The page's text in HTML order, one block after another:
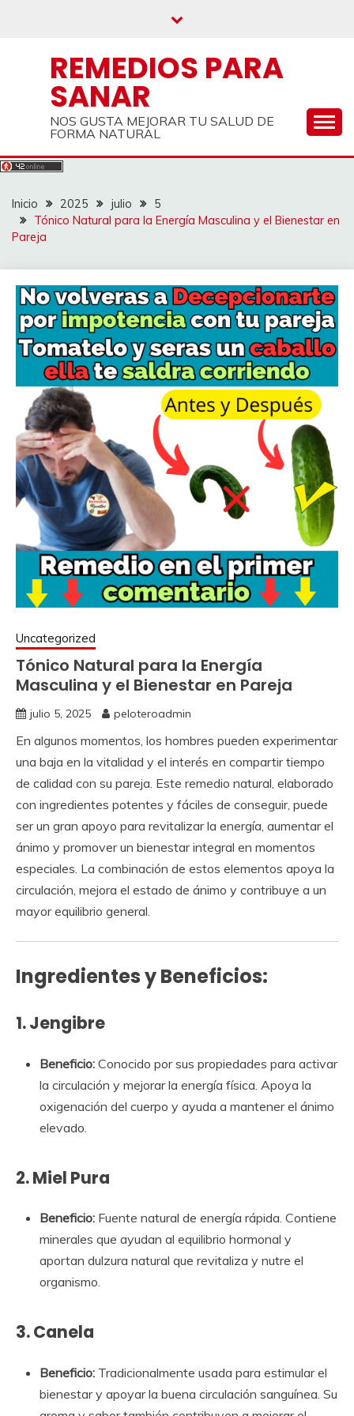
REMEDIOS PARA
SANAR
NOS GUSTA MEJORAR TU SALUD DE
FORMA NATURAL
Inicio 2025 julio
5
Tónico Natural para la Energía Masculina y el Bienestar en
Pareja
Uncategorized
Tónico Natural para la Energía
Masculina y el Bienestar en Pareja
julio 5, 2025 peloteroadmin
En algunos momentos, los hombres pueden experimentar
una baja en la vitalidad y el interés en compartir tiempo
de calidad con su pareja. Este remedio natural, elaborado
con ingredientes potentes y fáciles de conseguir, puede
ser un gran apoyo para revitalizar la energía, aumentar el
ánimo y promover un bienestar integral en momentos
especiales. La combinación de estos elementos apoya la
circulación, mejora el estado de ánimo y contribuye a un
mayor equilibrio general.
Ingredientes y Beneficios:
1.Jengibre
Beneficio: Conocido por sus propiedades para activar
la circulación y mejorar la energía física. Apoya la
oxigenación del cuerpo y ayuda a mantener el ánimo
elevado.
2.Miel Pura
Beneficio: Fuente natural de energía rápida. Contiene
minerales que ayudan al equilibrio hormonal y
aportan dulzura natural que revitaliza y nutre el
organismo.
3.Canela
Beneficio: Tradicionalmente usada para estimular el
bienestar y apoyar la buena circulación sanguínea. Su